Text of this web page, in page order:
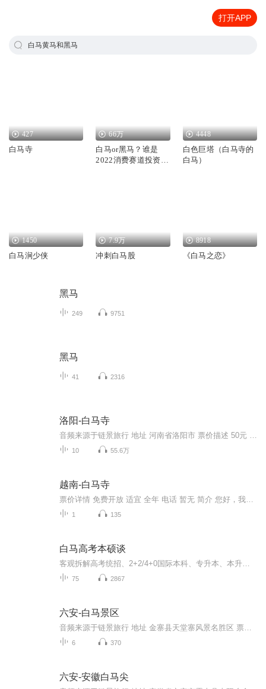
打开APP
白马黄马和黑马
427
白马寺
66万
白马or黑马？谁是
2022消费赛道投资关
4448
白色巨塔（白马寺的
白马）
1450
白马涧少侠
7.9万
冲刺白马股
8918
《白马之恋》
黑马
249 9751
黑马
41 2316
洛阳-白马寺
10 55.6万
越南-白马寺
1 135
白马高考本硕谈
75 2867
六安-白马景区
6 370
六安-安徽白马尖